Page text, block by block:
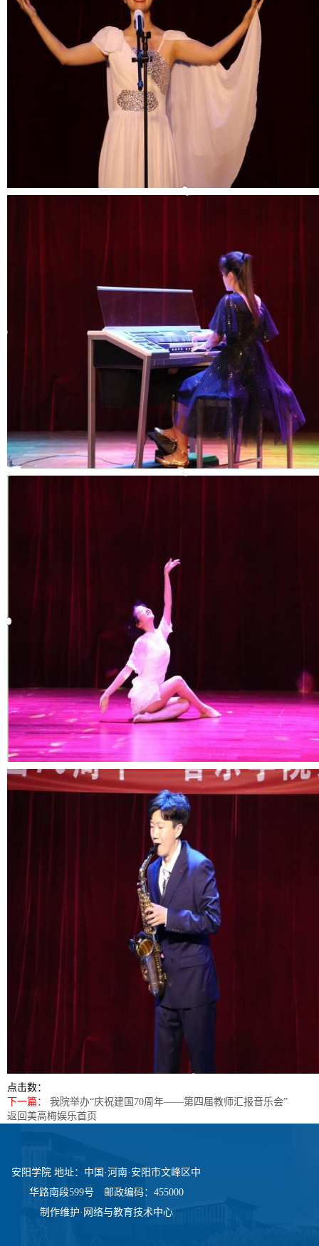
点击数：
下一篇：
我院举办“庆祝建国70周年——第四届教师汇报音乐会”
返回美高梅娱乐首页
安阳学院 地址：中国·河南·安阳市文峰区中
华路南段599号 邮政编码：455000
制作维护·网络与教育技术中心